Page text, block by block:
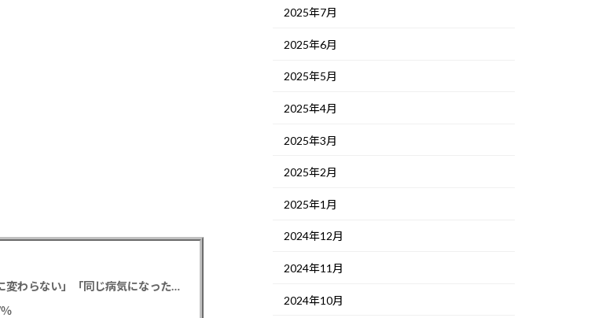
元フジ渡邊渚アナ PTSD公表への思いを明かす「無理解や差別は永遠に変わらない」「同じ病気になったことのない人間にはわからない」
2025年7月
2025年6月
2025年5月
2025年4月
2025年3月
2025年2月
2025年1月
2024年12月
2024年11月
2024年10月